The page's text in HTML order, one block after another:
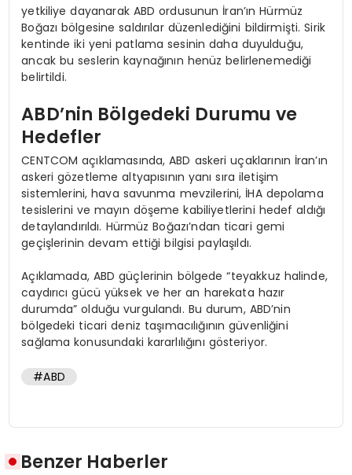
yetkiliye dayanarak ABD ordusunun İran’ın Hürmüz
Boğazı bölgesine saldırılar düzenlediğini bildirmişti. Sirik
kentinde iki yeni patlama sesinin daha duyulduğu,
ancak bu seslerin kaynağının henüz belirlenemediği
belirtildi.
ABD’nin Bölgedeki Durumu ve
Hedefler
CENTCOM açıklamasında, ABD askeri uçaklarının İran’ın
askeri gözetleme altyapısının yanı sıra iletişim
sistemlerini, hava savunma mevzilerini, İHA depolama
tesislerini ve mayın döşeme kabiliyetlerini hedef aldığı
detaylandırıldı. Hürmüz Boğazı’ndan ticari gemi
geçişlerinin devam ettiği bilgisi paylaşıldı.
Açıklamada, ABD güçlerinin bölgede “teyakkuz halinde,
caydırıcı gücü yüksek ve her an harekata hazır
durumda” olduğu vurgulandı. Bu durum, ABD’nin
bölgedeki ticari deniz taşımacılığının güvenliğini
sağlama konusundaki kararlılığını gösteriyor.
#ABD
Benzer Haberler